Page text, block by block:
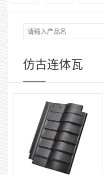
仿古连体瓦